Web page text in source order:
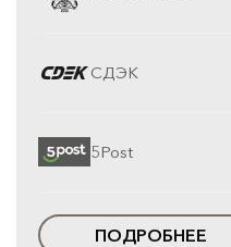
СДЭК
5Post
ПОДРОБНЕЕ